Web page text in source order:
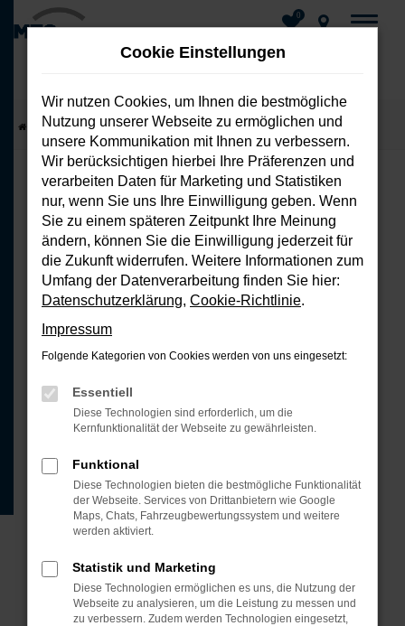
Zum
Hauptinhalt
springen
0
Startseite Fahrzeuge Fahrzeug-Showroom
FEHLER: NETWORK ERROR
Beim Laden ist ein Fehler aufgetreten.
Hier sind ein paar Tipps, die dir helfen
können:
Überprüfe deine Firewall und
deine Internetverbindung.
Laden andere Webseiten, zum
Beispiel deine Suchmaschine?
Browsererweiterungen.
Manche Erweiterungen, wie
Werbeblocker, können das Laden
bestimmter Seiten verhindern.
Funktioniert die Seite in einem
anderen Browser oder in einem
privaten Fenster?
Cookie Einstellungen
Wir nutzen Cookies, um Ihnen die bestmögliche
Nutzung unserer Webseite zu ermöglichen und
unsere Kommunikation mit Ihnen zu verbessern.
Wir berücksichtigen hierbei Ihre Präferenzen und
verarbeiten Daten für Marketing und Statistiken
nur, wenn Sie uns Ihre Einwilligung geben. Wenn
Sie zu einem späteren Zeitpunkt Ihre Meinung
ändern, können Sie die Einwilligung jederzeit für
die Zukunft widerrufen. Weitere Informationen zum
Umfang der Datenverarbeitung finden Sie hier:
Datenschutzerklärung, Cookie-Richtlinie.
Impressum
Folgende Kategorien von Cookies werden von uns eingesetzt:
Essentiell
Diese Technologien sind erforderlich, um die
Kernfunktionalität der Webseite zu gewährleisten.
Funktional
Diese Technologien bieten die bestmögliche Funktionalität
der Webseite. Services von Drittanbietern wie Google
Maps, Chats, Fahrzeugbewertungssystem und weitere
werden aktiviert.
Statistik und Marketing
Diese Technologien ermöglichen es uns, die Nutzung der
Webseite zu analysieren, um die Leistung zu messen und
zu verbessern. Zudem werden Technologien eingesetzt,